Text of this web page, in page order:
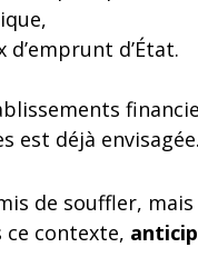
d’emprunt d’État.
est déjà
de souffler,
ce contexte,